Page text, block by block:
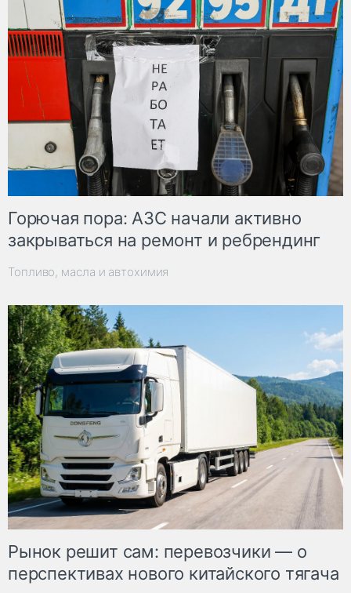
Горючая пора: АЗС начали активно
закрываться на ремонт и ребрендинг
Топливо, масла и автохимия
Рынок решит сам: перевозчики — о
перспективах нового китайского тягача